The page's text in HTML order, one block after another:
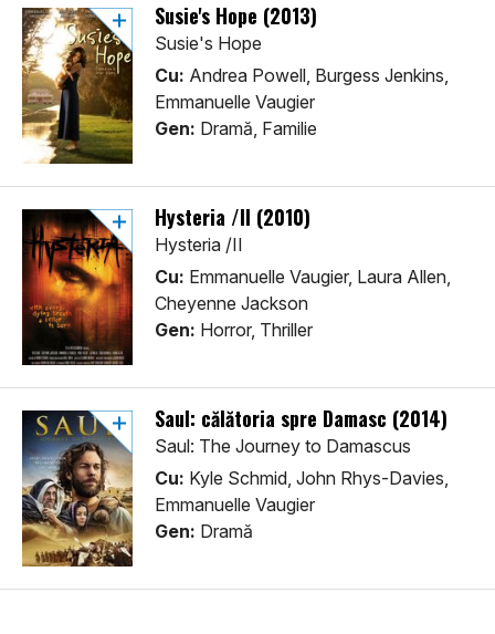
Susie's Hope (2013)
Susie's Hope
Cu: Andrea Powell, Burgess Jenkins,
Emmanuelle Vaugier
Gen: Dramă, Familie
Hysteria /II (2010)
Hysteria /II
Cu: Emmanuelle Vaugier, Laura Allen,
Cheyenne Jackson
Gen: Horror, Thriller
Saul: călătoria spre Damasc (2014)
Saul: The Journey to Damascus
Cu: Kyle Schmid, John Rhys-Davies,
Emmanuelle Vaugier
Gen: Dramă